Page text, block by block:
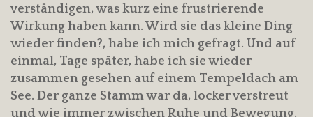
verständigen, was kurz eine frustrierende
Wirkung haben kann. Wird sie das kleine Ding
wieder finden?, habe ich mich gefragt. Und auf
einmal, Tage später, habe ich sie wieder
zusammen gesehen auf einem Tempeldach am
See. Der ganze Stamm war da, locker verstreut
und wie immer zwischen Ruhe und Bewegung.